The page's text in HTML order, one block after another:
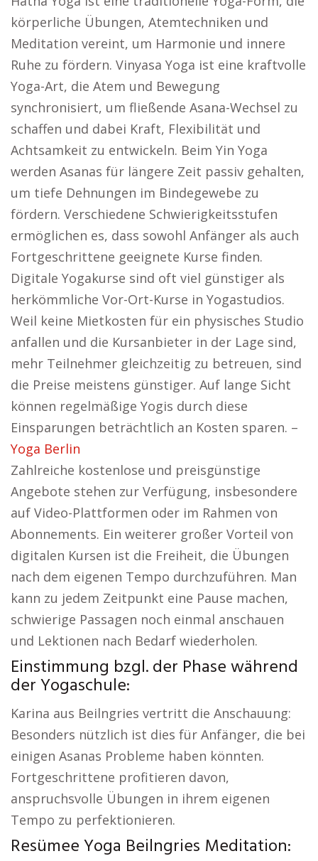
körperliche Übungen, Atemtechniken und
Meditation vereint, um Harmonie und innere
Ruhe zu fördern. Vinyasa Yoga ist eine kraftvolle
Yoga-Art, die Atem und Bewegung
synchronisiert, um fließende Asana-Wechsel zu
schaffen und dabei Kraft, Flexibilität und
Achtsamkeit zu entwickeln. Beim Yin Yoga
werden Asanas für längere Zeit passiv gehalten,
um tiefe Dehnungen im Bindegewebe zu
fördern. Verschiedene Schwierigkeitsstufen
ermöglichen es, dass sowohl Anfänger als auch
Fortgeschrittene geeignete Kurse finden.
Digitale Yogakurse sind oft viel günstiger als
herkömmliche Vor-Ort-Kurse in Yogastudios.
Weil keine Mietkosten für ein physisches Studio
anfallen und die Kursanbieter in der Lage sind,
mehr Teilnehmer gleichzeitig zu betreuen, sind
die Preise meistens günstiger. Auf lange Sicht
können regelmäßige Yogis durch diese
Einsparungen beträchtlich an Kosten sparen. –
Yoga Berlin
Zahlreiche kostenlose und preisgünstige
Angebote stehen zur Verfügung, insbesondere
auf Video-Plattformen oder im Rahmen von
Abonnements. Ein weiterer großer Vorteil von
digitalen Kursen ist die Freiheit, die Übungen
nach dem eigenen Tempo durchzuführen. Man
kann zu jedem Zeitpunkt eine Pause machen,
schwierige Passagen noch einmal anschauen
und Lektionen nach Bedarf wiederholen.
Einstimmung bzgl. der Phase während
der Yogaschule:
Karina aus Beilngries vertritt die Anschauung:
Besonders nützlich ist dies für Anfänger, die bei
einigen Asanas Probleme haben könnten.
Fortgeschrittene profitieren davon,
anspruchsvolle Übungen in ihrem eigenen
Tempo zu perfektionieren.
Resümee Yoga Beilngries Meditation: